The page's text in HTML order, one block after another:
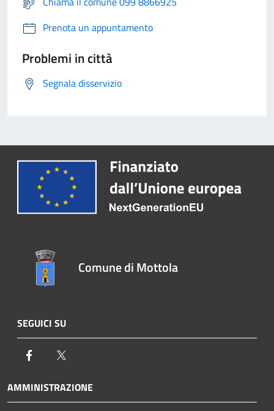
Prenota un appuntamento
Problemi in città
Segnala disservizio
Comune di Mottola
SEGUICI SU
Facebook
AMMINISTRAZIONE